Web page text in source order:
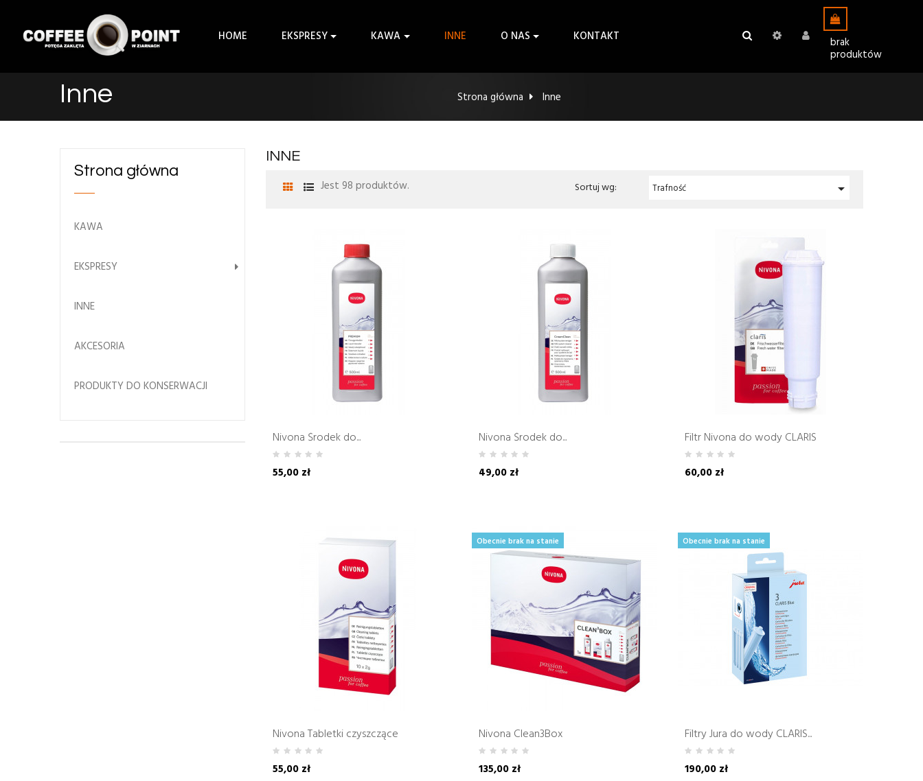
HOME EKSPRESY KAWA INNE O NAS KONTAKT brak
produktów
Inne Strona główna Inne
Strona główna
KAWA
EKSPRESY
INNE
AKCESORIA
PRODUKTY DO KONSERWACJI
INNE
Jest 98 produktów. Sortuj wg: Trafność 
Nivona Środek do...
55,00 zł
Nivona Środek do...
49,00 zł
Filtr Nivona do wody CLARIS
60,00 zł
Nivona Tabletki czyszczące
55,00 zł
Pakiet
Obecnie brak na stanie
Nivona Clean3Box
135,00 zł
Pakiet
Obecnie brak na stanie
Filtry Jura do wody CLARIS...
190,00 zł